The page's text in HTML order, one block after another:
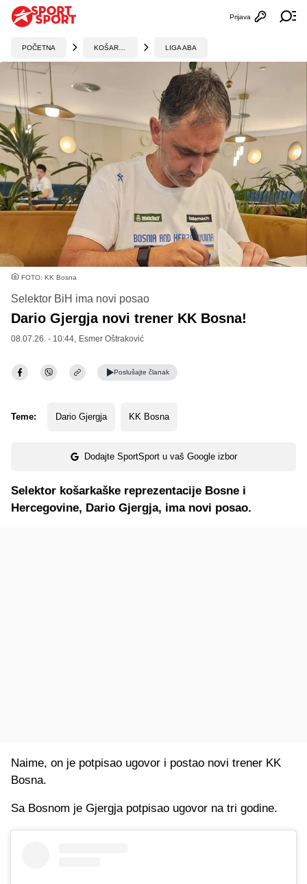
Otvori
Prijava
POČETNA LIGA ABA
FOTO: KK Bosna
Selektor BiH ima novi posao
Dario Gjergja novi trener KK Bosna!
08.07.26. - 10:44, Esmer Oštraković
Poslušajte članak
Teme: Dario Gjergja KK Bosna
Dodajte SportSport u vaš Google izbor
Selektor košarkaške reprezentacije Bosne i
Hercegovine, Dario Gjergja, ima novi posao.
Naime, on je potpisao ugovor i postao novi trener KK
Bosna.
Sa Bosnom je Gjergja potpisao ugovor na tri godine.